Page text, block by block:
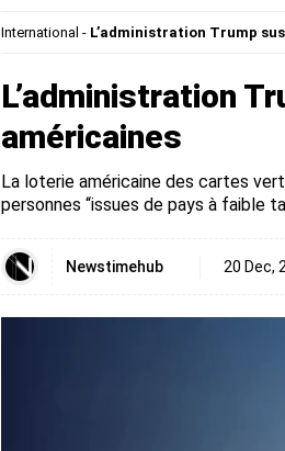
International - L’administration Trump
L’administration
américaines
La loterie américaine des cartes
personnes “issues de pays à faible
Newstimehub 20 Dec,